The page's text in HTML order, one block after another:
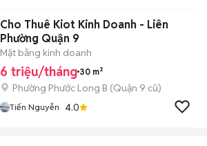
Cho Thuê Kiot Kinh Doanh - Liên
Phường Quận 9
Mặt bằng kinh doanh
6 triệu/tháng 30 m²
Phường Phước Long B (Quận 9 cũ)
Tiến Nguyễn 4.0